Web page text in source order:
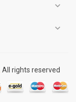
expand_more
expand_more
All rights reserved